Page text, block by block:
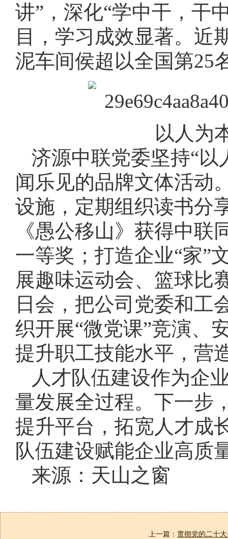
讲”，深化“学中干，干
目，学习成效显著。近
泥车间侯超以全国第25
以人为
济源中联党委坚持“
闻乐见的品牌文体活动
设施，定期组织读书分
《愚公移山》获得中联
一等奖；打造企业“家”
展趣味运动会、篮球比
日会，把公司党委和工
织开展“微党课”竞演、
提升职工技能水平，营
人才队伍建设作为企
量发展全过程。下一步
提升平台，拓宽人才成
队伍建设赋能企业高质
来源：天山之窗
上一篇： 贯彻党的二十